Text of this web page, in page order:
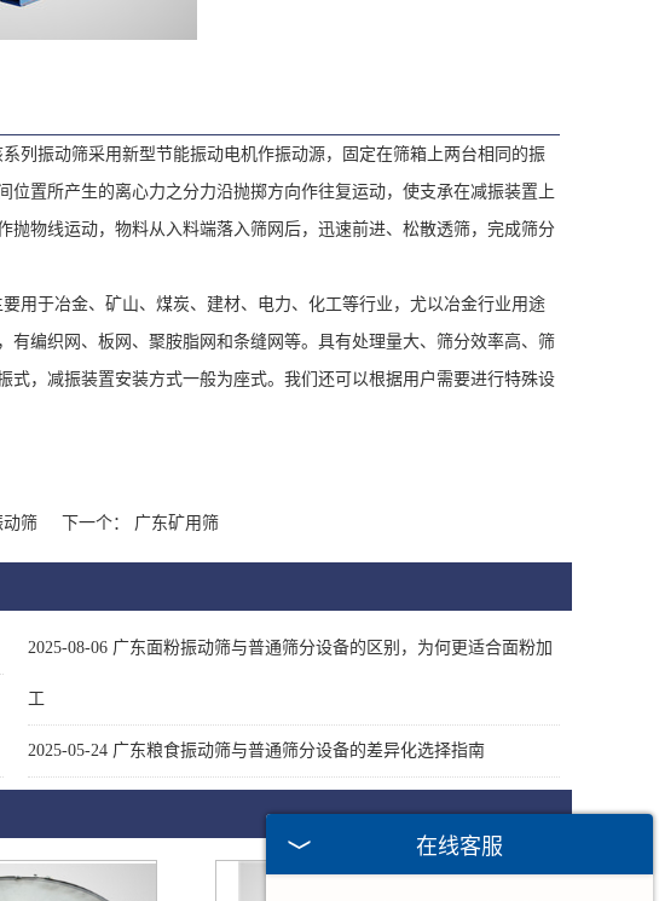
列振动筛采用新型节能振动电机作振动源，固定在筛箱上两台相同的振
置所产生的离心力之分力沿抛掷方向作往复运动，使支承在减振装置上
物线运动，物料从入料端落入筛网后，迅速前进、松散透筛，完成筛分
用于冶金、矿山、煤炭、建材、电力、化工等行业，尤以冶金行业用途
编织网、板网、聚胺脂网和条缝网等。具有处理量大、筛分效率高、筛
，减振装置安装方式一般为座式。我们还可以根据用户需要进行特殊设
动筛 下一个： 广东矿用筛
2025-08-06 广东面粉振动筛与普通筛分设备的区别，为何更适合面粉加
工
2025-05-24 广东粮食振动筛与普通筛分设备的差异化选择指南
在线客服